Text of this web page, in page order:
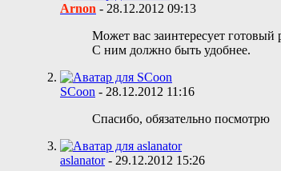
Arnon - 28.12.2012 09:13
Может вас заинтересует готовый
С ним должно быть удобнее.
SCoon - 28.12.2012 11:16
Спасибо, обязательно посмотрю
aslanator- 29.12.2012 15:26